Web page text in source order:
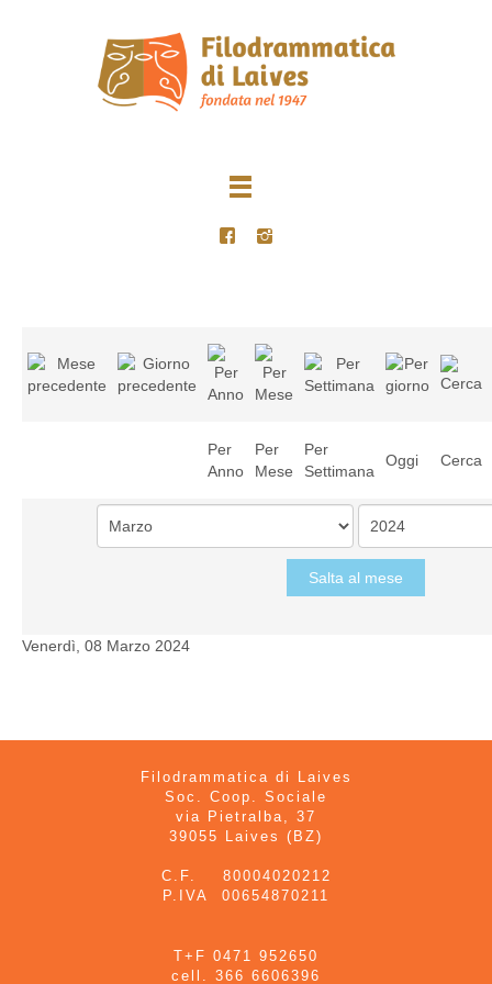
Per
Anno
Per
Mese
Per
Settimana
Oggi Cerca
Salta al mese
Venerdì, 08 Marzo 2024
Filodrammatica di Laives
Soc. Coop. Sociale
via Pietralba, 37
39055 Laives (BZ)
C.F. 80004020212
P.IVA 00654870211
T+F 0471 952650
cell. 366 6606396